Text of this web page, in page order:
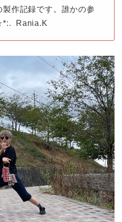
製作記録です。誰かの参
Rania.K